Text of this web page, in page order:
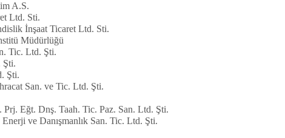
A.S.
Ltd. Sti.
İnşaat Ticaret Ltd. Sti.
Müdürlüğü
Tic. Ltd. Şti.
Şti.
Şti.
San. ve Tic. Ltd. Şti.
Eğt. Dnş. Taah. Tic. Paz. San. Ltd. Şti.
ve Danışmanlık San. Tic. Ltd. Şti.